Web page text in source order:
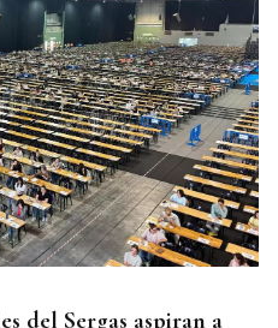
del Sergas aspiran a